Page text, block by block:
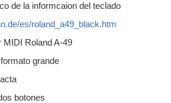
de la informcaion del teclado
es/roland_a49_black.htm
MIDI Roland A-49
grande
botones